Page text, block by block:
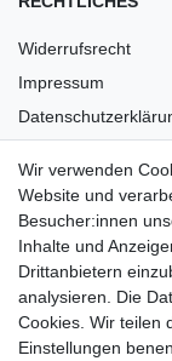
Widerrufsrecht
Impressum
Versandkosten
Barrierefreiheit
Anleitungen
Vertrag
PARTNER
Wir verwenden
Website und
Besucher:innen
Inhalte und
Drittanbietern
analysieren. Die
Cookies. Wir teilen
Einstellungen